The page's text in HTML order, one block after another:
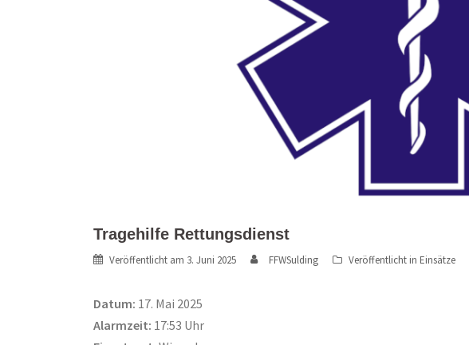
Tragehilfe Rettungsdienst
Veröffentlicht am 3. Juni 2025 FFWSulding Veröffentlicht in Einsätze
Datum: 17. Mai 2025
Alarmzeit: 17:53 Uhr